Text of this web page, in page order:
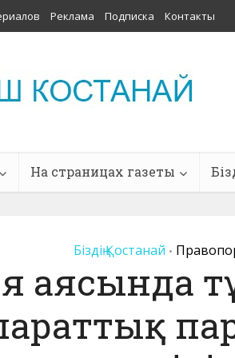
Реклама Подписка Контакты
На страницах газеты
Біздің Қостанай •
аясында